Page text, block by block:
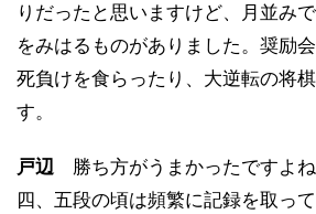
りだったと思いますけど、月並み
をみはるものがありました。奨励
死負けを食らったり、大逆転の将
す。
戸辺 勝ち方がうまかったですよ
四、五段の頃は頻繁に記録を取っ